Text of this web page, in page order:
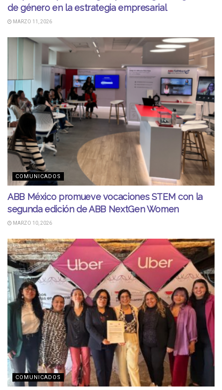
de género en la estrategia empresarial
MARZO 11, 2026
COMUNICADOS
ABB México promueve vocaciones STEM con la
segunda edición de ABB NextGen Women
MARZO 10, 2026
COMUNICADOS